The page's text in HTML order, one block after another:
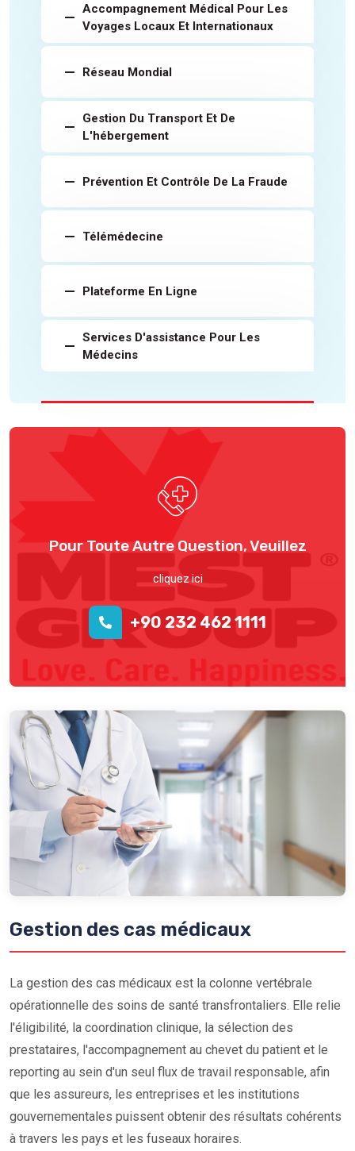
Accompagnement Médical Pour Les
Voyages Locaux Et Internationaux
Réseau Mondial
Gestion Du Transport Et De
L'hébergement
Prévention Et Contrôle De La Fraude
Télémédecine
Plateforme En Ligne
Services D'assistance Pour Les
Médecins
Pour Toute Autre Question, Veuillez
cliquez ici
+90 232 462 1111
Gestion des cas médicaux
La gestion des cas médicaux est la colonne vertébrale
opérationnelle des soins de santé transfrontaliers. Elle relie
l'éligibilité, la coordination clinique, la sélection des
prestataires, l'accompagnement au chevet du patient et le
reporting au sein d'un seul flux de travail responsable, afin
que les assureurs, les entreprises et les institutions
gouvernementales puissent obtenir des résultats cohérents
à travers les pays et les fuseaux horaires.